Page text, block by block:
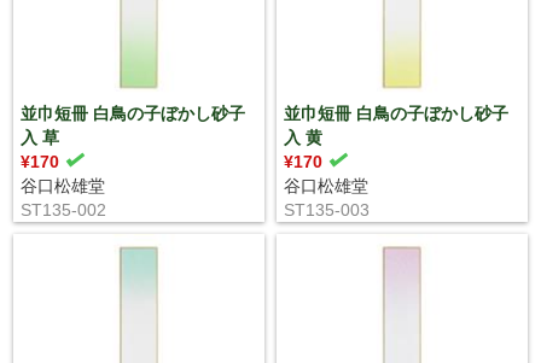
並巾短冊 白鳥の子ぼかし砂子
入 草
¥170
谷口松雄堂
ST135-002
並巾短冊 白鳥の子ぼかし砂子
入 黄
¥170
谷口松雄堂
ST135-003